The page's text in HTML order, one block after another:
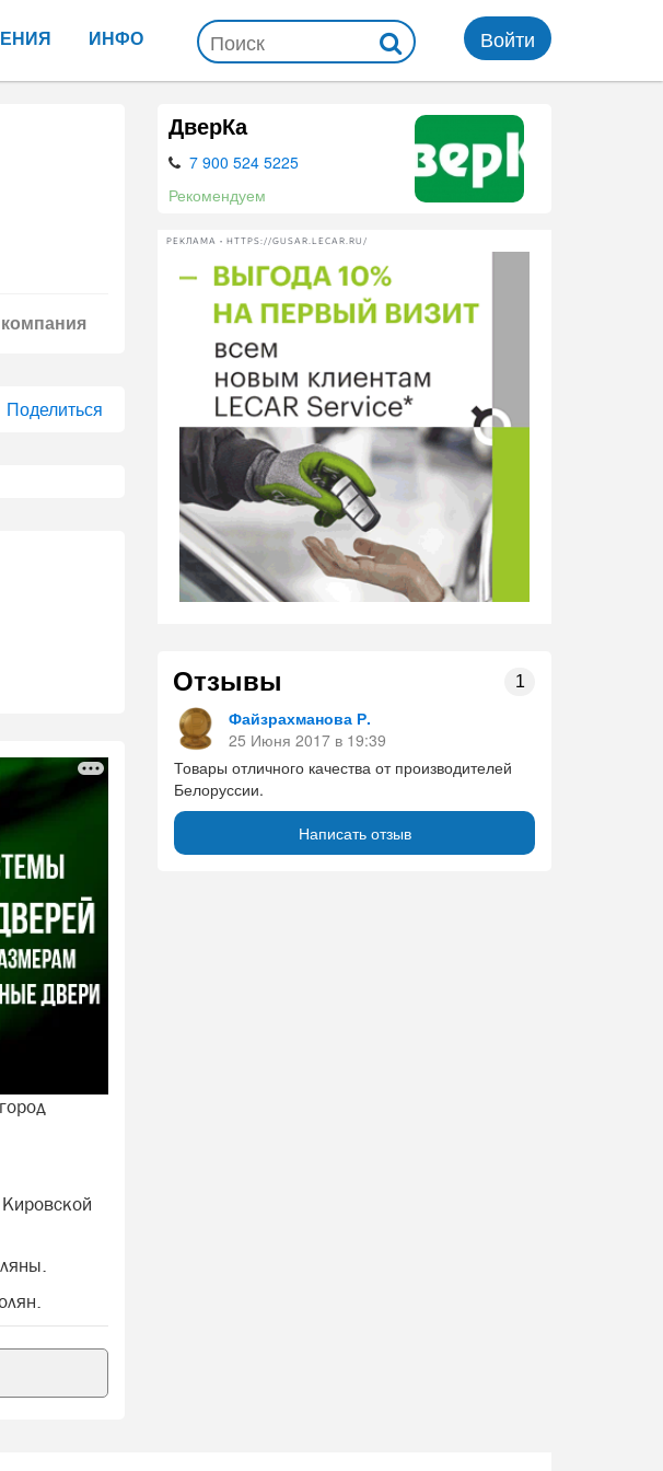
ИНФО Войти
Поделиться
ДверКа
7 900 524 5225
Рекомендуем
РЕКЛАМА • HTTPS://GUSAR.LECAR.RU/
Отзывы 1
Файзрахманова Р.
25 Июня 2017 в 19:39
Товары отличного качества от производителей
Белоруссии.
Написать отзыв